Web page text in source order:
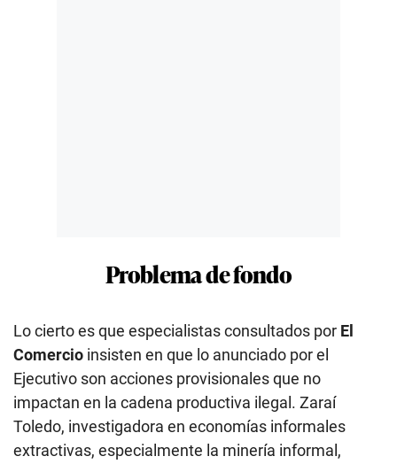
Problema de fondo
Lo cierto es que especialistas consultados por El
Comercio insisten en que lo anunciado por el
Ejecutivo son acciones provisionales que no
impactan en la cadena productiva ilegal. Zaraí
Toledo, investigadora en economías informales
extractivas, especialmente la minería informal,